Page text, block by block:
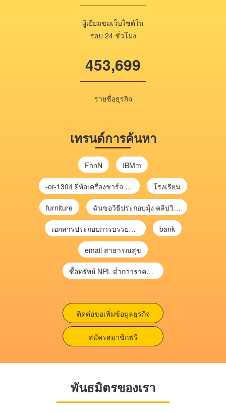
ผู้เยี่ยมชมเว็บไซต์ใน
รอบ 24 ชั่วโมง
453,699
รายชื่อธุรกิจ
เทรนด์การค้นหา
FhnN IBMm
-or-1304 ยี่ห้อเครื่องชาร์จ chargecore โรงเรียน
furniture ฉันขอวิธีประกอบมุ้ง คลิปวิดีโอ การประกอบมุ้ง
เอกสารประกอบการบรรยาย การประเมินความเสี่ยงเพื่อวางแผนการตรวจสอบ \ bank
email สาธารณสุข
ซื้อทรัพย์ NPL ต่ำกว่าราคาตลาด 30-70% แบบไม่ต้องไปประมูล”
ติดต่อขอเพิ่มข้อมูลธุรกิจ
สมัครสมาชิกฟรี
พันธมิตรของเรา